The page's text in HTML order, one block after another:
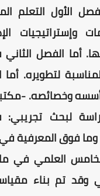
الأول التعلم
وإستراتيجيات
أما الفصل الثاني
لتطويره.
أسسه وخصائصه. -
لبحث تجريبي:
وما فوق المعرفية
العلمي في
وقد تم بناء